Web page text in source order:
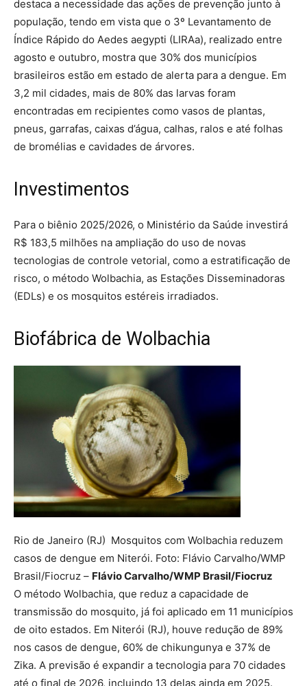
destaca a necessidade das ações de prevenção junto à
população, tendo em vista que o 3º Levantamento de
Índice Rápido do Aedes aegypti (LIRAa), realizado entre
agosto e outubro, mostra que 30% dos municípios
brasileiros estão em estado de alerta para a dengue. Em
3,2 mil cidades, mais de 80% das larvas foram
encontradas em recipientes como vasos de plantas,
pneus, garrafas, caixas d’água, calhas, ralos e até folhas
de bromélias e cavidades de árvores.
Investimentos
Para o biênio 2025/2026, o Ministério da Saúde investirá
R$ 183,5 milhões na ampliação do uso de novas
tecnologias de controle vetorial, como a estratificação de
risco, o método Wolbachia, as Estações Disseminadoras
(EDLs) e os mosquitos estéreis irradiados.
Biofábrica de Wolbachia
Rio de Janeiro (RJ) Mosquitos com Wolbachia reduzem
casos de dengue em Niterói. Foto: Flávio Carvalho/WMP
Brasil/Fiocruz – Flávio Carvalho/WMP Brasil/Fiocruz
O método Wolbachia, que reduz a capacidade de
transmissão do mosquito, já foi aplicado em 11 municípios
de oito estados. Em Niterói (RJ), houve redução de 89%
nos casos de dengue, 60% de chikungunya e 37% de
Zika. A previsão é expandir a tecnologia para 70 cidades
até o final de 2026, incluindo 13 delas ainda em 2025.